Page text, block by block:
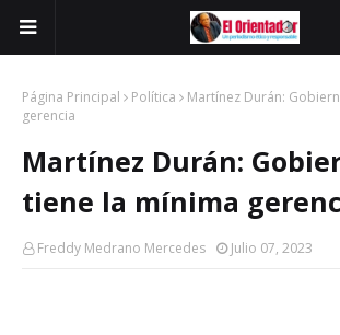
Página Principal Política
Martínez Durán:
gerencia
Martínez Durán:
tiene la mínima
Freddy Medrano Mercedes Julio 07, 2023